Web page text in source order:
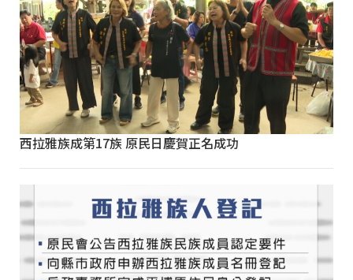
西拉雅族成第17族 原民日慶賀正名成功